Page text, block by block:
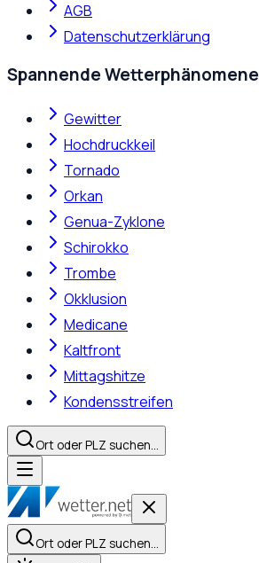
AGB
Datenschutzerklärung
Spannende Wetterphänomene
Gewitter
Hochdruckkeil
Tornado
Orkan
Genua-Zyklone
Schirokko
Trombe
Okklusion
Medicane
Kaltfront
Mittagshitze
Kondensstreifen
Ort oder PLZ suchen…
Ort oder PLZ suchen…